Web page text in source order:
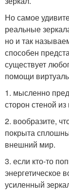
Но самое
реальные
но и так
способен
существует
помощи
1. мысленно
сторон стеной
2. вообразите,
покрыта
внешний мир.
3. если кто-то
энергетическое
усиленный